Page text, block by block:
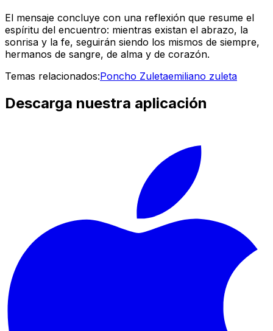
El mensaje concluye con una reflexión que resume el
espíritu del encuentro: mientras existan el abrazo, la
sonrisa y la fe, seguirán siendo los mismos de siempre,
hermanos de sangre, de alma y de corazón.
Temas relacionados:Poncho Zuletaemiliano zuleta
Descarga nuestra aplicación